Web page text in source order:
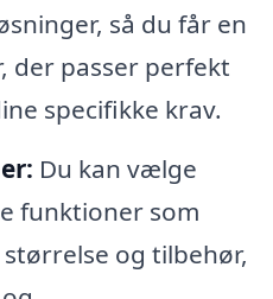
så du får en
der passer perfekt
specifikke krav.
Du kan vælge
funktioner som
og tilbehør,